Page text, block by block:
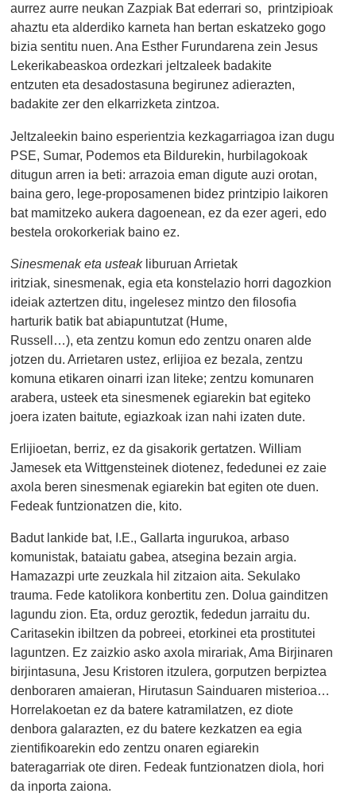
aurrez aurre neukan Zazpiak Bat ederrari so, printzipioak
ahaztu eta alderdiko karneta han bertan eskatzeko gogo
bizia sentitu nuen. Ana Esther Furundarena zein Jesus
Lekerikabeaskoa ordezkari jeltzaleek badakite
entzuten eta desadostasuna begirunez adierazten,
badakite zer den elkarrizketa zintzoa.
Jeltzaleekin baino esperientzia kezkagarriagoa izan dugu
PSE, Sumar, Podemos eta Bildurekin, hurbilagokoak
ditugun arren ia beti: arrazoia eman digute auzi orotan,
baina gero, lege-proposamenen bidez printzipio laikoren
bat mamitzeko aukera dagoenean, ez da ezer ageri, edo
bestela orokorkeriak baino ez.
Sinesmenak eta usteakliburuan Arrietak
iritziak, sinesmenak, egia eta konstelazio horri dagozkion
ideiak aztertzen ditu, ingelesez mintzo den filosofia
harturik batik bat abiapuntutzat (Hume,
Russell…), eta zentzu komun edo zentzu onaren alde
jotzen du. Arrietaren ustez, erlijioa ez bezala, zentzu
komuna etikaren oinarri izan liteke; zentzu komunaren
arabera, usteek eta sinesmenek egiarekin bat egiteko
joera izaten baitute, egiazkoak izan nahi izaten dute.
Erlijioetan, berriz, ez da gisakorik gertatzen. William
Jamesek eta Wittgensteinek diotenez, fededunei ez zaie
axola beren sinesmenak egiarekin bat egiten ote duen.
Fedeak funtzionatzen die, kito.
Badut lankide bat, I.E., Gallarta ingurukoa, arbaso
komunistak, bataiatu gabea, atsegina bezain argia.
Hamazazpi urte zeuzkala hil zitzaion aita. Sekulako
trauma. Fede katolikora konbertitu zen. Dolua gainditzen
lagundu zion. Eta, orduz geroztik, fededun jarraitu du.
Caritasekin ibiltzen da pobreei, etorkinei eta prostitutei
laguntzen. Ez zaizkio asko axola mirariak, Ama Birjinaren
birjintasuna, Jesu Kristoren itzulera, gorputzen berpiztea
denboraren amaieran, Hirutasun Sainduaren misterioa…
Horrelakoetan ez da batere katramilatzen, ez diote
denbora galarazten, ez du batere kezkatzen ea egia
zientifikoarekin edo zentzu onaren egiarekin
bateragarriak ote diren. Fedeak funtzionatzen diola, hori
da inporta zaiona.